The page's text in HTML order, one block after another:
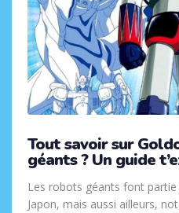
Tout savoir sur
géants ? Un guide
Les robots géants font
Japon, mais aussi ailleurs,